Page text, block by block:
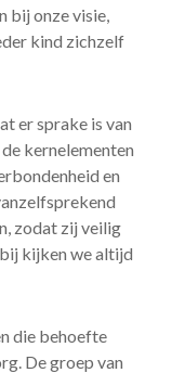
bij onze visie,
kind zichzelf
er sprake is van
kernelementen
en
zodat zij veilig
kijken we altijd
die behoefte
De groep van